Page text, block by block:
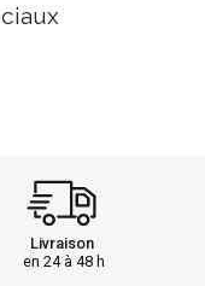
Livraison
en 24 à 48 h